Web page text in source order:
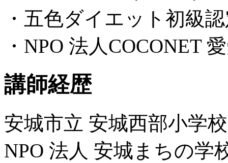
・五色ダイエット初級
・NPO 法人COCONET
講師経歴
安城市立 安城西部小学
NPO 法人 安城まちの学